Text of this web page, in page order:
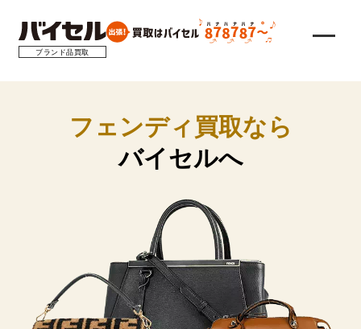
ブランド品買取
フェンディ買取なら
バイセルへ